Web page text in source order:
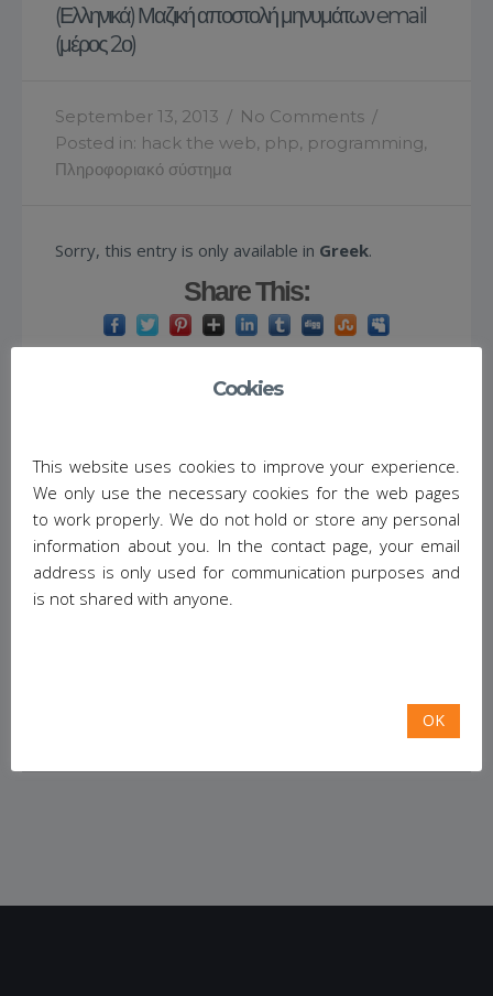
(Ελληνικά) Μαζική αποστολή μηνυμάτων email
(μέρος 2ο)
September 13, 2013 / No Comments /
Posted in: hack the web, php, programming,
Πληροφοριακό σύστημα
Sorry, this entry is only available in Greek.
Share This:
September 8, 2013 / No Comments /
Posted in:hack the web, php,programming,
Πληροφοριακό σύστημα
Cookies
This website uses cookies to improve your experience.
We only use the necessary cookies for the web pages
to work properly. We do not hold or store any personal
information about you. In the contact page, your email
address is only used for communication purposes and
is not shared with anyone.
OK